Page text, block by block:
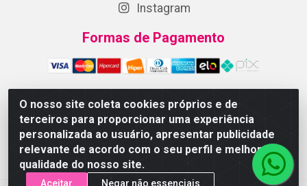
O nosso site coleta cookies próprios e de
terceiros para proporcionar uma experiência
personalizada ao usuário, apresentar publicidade
relevante de acordo com o seu perfil e melhorar a
qualidade do nosso site.
Aceitar Negar não essenciais
Instagram
Formas de Pagamento
ARMAZEM DOS COSMETICOS DISTRIBUIDORA LTDA -
Av.Transnordestina, 2222 - Parque Ipê, Feira de Santana/BA -
CEP 44.054-008 - CNPJ 07.246.802/0001-25